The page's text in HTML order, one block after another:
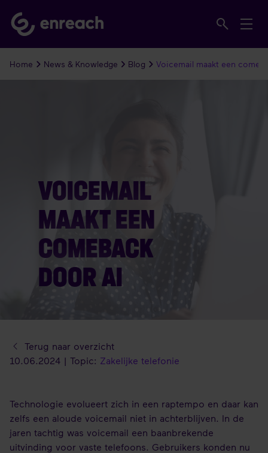
Home News & Knowledge Blog Voicemail maakt een
VOICEMAIL
MAAKT EEN
COMEBACK
DOOR AI
Terug naar overzicht
10.06.2024 | Topic: Zakelijke telefonie
Technologie evolueert zich in een raptempo en daar kan
zelfs een aloude voicemail niet in achterblijven. In de
jaren tachtig was voicemail een baanbrekende
uitvinding voor vaste telefoons. Gebruikers konden nu